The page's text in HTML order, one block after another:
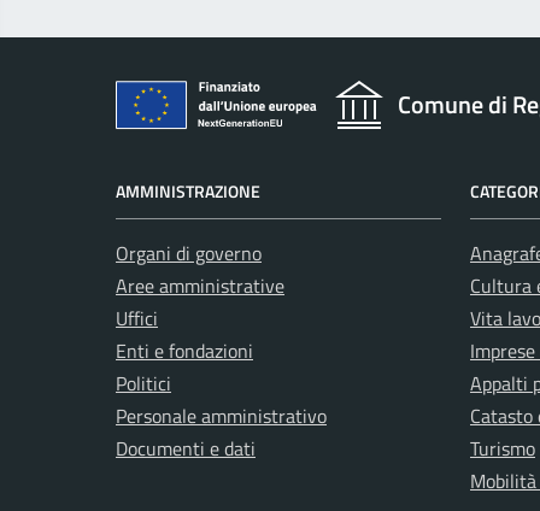
Comune di
AMMINISTRAZIONE
Organi di governo
Aree amministrative
Uffici
Enti e fondazioni
Politici
Personale amministrativo
Documenti e dati
Cultura
Vita
Appalti
Turismo